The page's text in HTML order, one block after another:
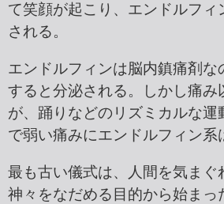
て笑顔が起こり、エンドルフィ
される。
エンドルフィンは脳内鎮痛剤な
すると分泌される。しかし痛み
が、踊りなどのリズミカルな運
で弱い痛みにエンドルフィン系
最も古い儀式は、人間を気まぐ
神々をなだめる目的から始まっ